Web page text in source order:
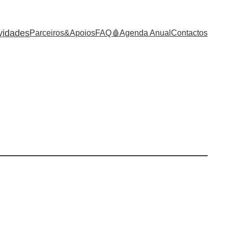
Parceiros&ApoiosFAQ🩸Agenda Anual Contactos